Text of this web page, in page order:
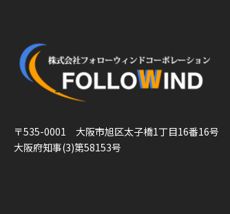
〒535-0001 大阪市旭区太子橋1丁目16番16号
大阪府知事(3)第58153号